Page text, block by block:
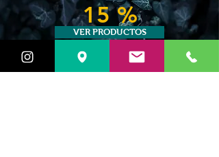
15 %
VER PRODUCTOS
DISTRIBUIDORES OFICIALES